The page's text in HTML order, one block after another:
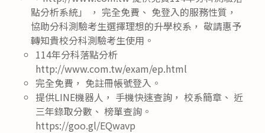
點分析系統」 ， 完全免費、 免登入的服務性質，
協助分科測驗考生選擇理想的升學校系， 敬請惠予
轉知貴校分科測驗考生使用。
114年分科落點分析
http://www.com.tw/exam/ep.html
完全免費， 免註冊帳號登入。
提供LINE機器人， 手機快速查詢， 校系簡章、 近
三年錄取分數、 榜單查詢。
https://goo.gl/EQwavp